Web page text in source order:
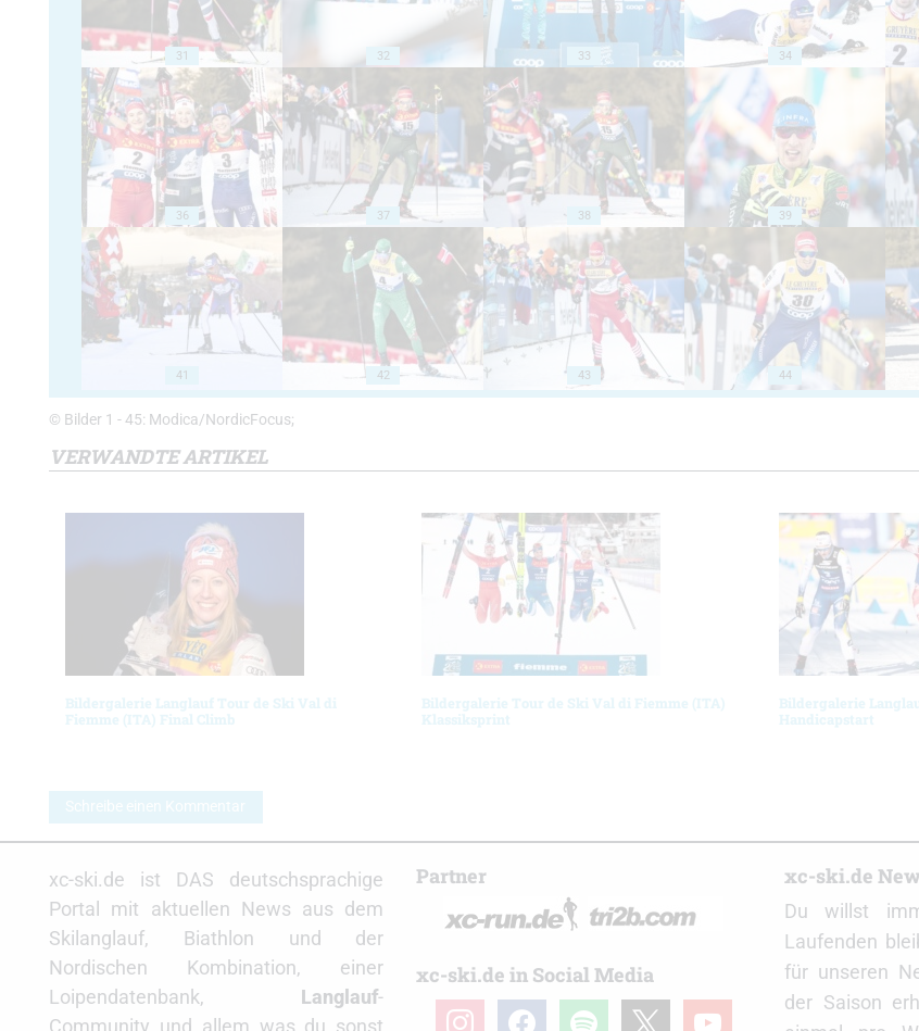
31 32 33 34
36 37 38 39
41 42 43 44
© Bilder 1 - 45: Modica/NordicFocus;
VERWANDTE ARTIKEL
Bildergalerie Langlauf Tour de Ski Val di
Fiemme (ITA) Final Climb
Bildergalerie Tour de Ski Val di Fiemme (ITA)
Klassiksprint
Bildergalerie
Handicapstart
Schreibe einen Kommentar
xc-ski.de ist DAS deutschsprachige
Portal mit aktuellen News aus dem
Skilanglauf, Biathlon und der
Nordischen Kombination, einer
Loipendatenbank, Langlauf-
Community und allem was du sonst
Partner
xc-ski.de in Social Media
instagramfacebookspotify youtube
xc-ski.de
Du willst
Laufenden
für unseren
der Saison